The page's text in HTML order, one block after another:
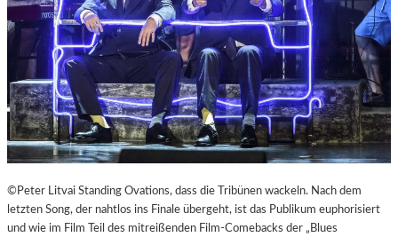
©Peter Litvai Standing Ovations, dass die Tribünen wackeln. Nach dem
letzten Song, der nahtlos ins Finale übergeht, ist das Publikum euphorisiert
und wie im Film Teil des mitreißenden Film-Comebacks der „Blues